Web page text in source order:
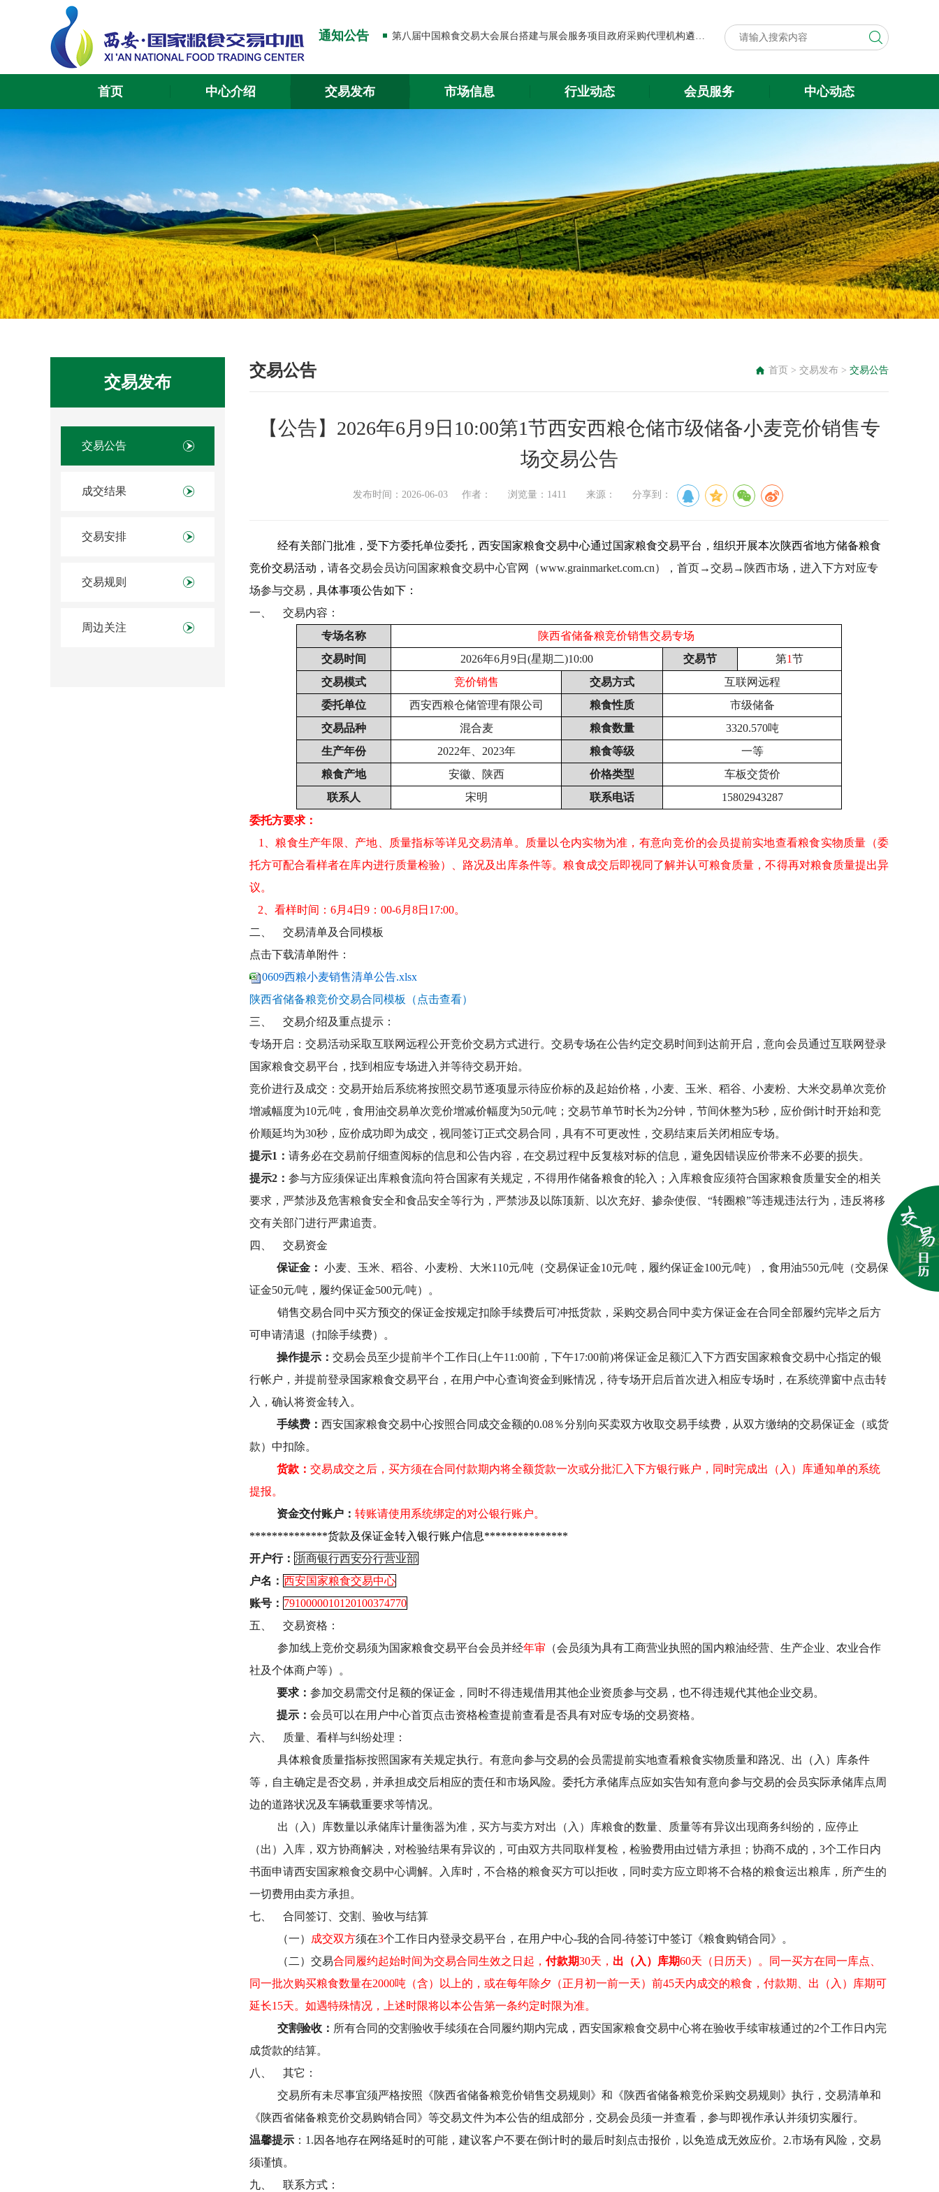
通知公告
关于遴选第八届中国粮食交易大会 展台搭建与展会服务项目政府采购 代理机构的公告
首页 中心介绍 交易发布 市场信息 行业动态 会员服务 中心动态
交易发布
交易公告
成交结果
交易安排
交易规则
周边关注
交易公告 首页 > 交易发布 > 交易公告
【公告】2026年6月9日10:00第1节西安西粮仓储市级储备小麦竞价销售专
场交易公告
发布时间：2026-06-03 作者： 浏览量：1411 来源： 分享到：
经有关部门批准，受下方委托单位委托，西安国家粮食交易中心通过国家粮食交易平台，组织开展本次陕西省地方储备粮食
竞价交易活动， 请各交易会员访问国家粮食交易中心官网（www.grainmarket.com.cn）， 首页→交易 → 陕西市场 ，进入下方对应专
场参与交易， 具体事项公告如下：
一、
交易内容：
专场名称
陕西省储备粮竞价销售交易专场
交易时间
2026年6月9日(星期二)10:00 交易节 第1节
交易模式
竞价销售 交易方式
互联网远程
委托单位
西安西粮仓储管理有限公司 粮食性质
市级储备
交易品种
混合麦 粮食数量
3320.570吨
生产年份
2022年、2023年 粮食等级
一等
粮食产地
安徽、陕西 价格类型
车板交货价
联系人
宋明 联系电话
15802943287
委托方要求：
1、粮食生产年限、产地、质量指标等详见交易清单。质量以仓内实物为准，有意向竞价的会员提前实地查看粮食实物质量（委
托方可配合看样者在库内进行质量检验）、路况及出库条件等。粮食成交后即视同了解并认可粮食质量，不得再对粮食质量提出异
议。
2、看样时间：6月4日9：00-6月8日17:00。
二、
交易清单及合同模板
点击下载清单附件：
0609西粮小麦销售清单公告.xlsx
陕西省储备粮竞价交易合同模板（点击查看）
三、
交易介绍及重点提示：
专场开启：交易活动采取互联网远程公开竞价交易方式进行。交易专场在公告约定交易时间到达前开启，意向会员通过互联网登录
国家粮食交易平台，找到相应专场进入并等待交易开始。
竞价进行及成交：交易开始后系统将按照交易节逐项显示待应价标的及起始价格，小麦、玉米、稻谷、小麦粉、大米交易单次竞价
增减幅度为10元/吨，食用油交易单次竞价增减价幅度为50元/吨；交易节单节时长为2分钟，节间休整为5秒，应价倒计时开始和竞
价顺延均为30秒，应价成功即为成交，视同签订正式交易合同，具有不可更改性，交易结束后关闭相应专场。
提示1： 请务必在交易前仔细查阅标的信息和公告内容，在交易过程中反复核对标的信息，避免因错误应价带来不必要的损失。
提示2： 参与方应须保证出库粮食流向符合国家有关规定，不得用作储备粮食的轮入；入库粮食应须符合国家粮食质量安全的相关
要求，严禁涉及危害粮食安全和食品安全等行为，严禁涉及以陈顶新、以次充好、掺杂使假、“转圈粮”等违规违法行为，违反将移
交有关部门进行严肃追责。
四、
交易资金
保证金： 小麦、玉米、稻谷、小麦粉、大米110元/吨（交易保证金10元/吨，履约保证金100元/吨），食用油550元/吨（交易保
证金50元/吨，履约保证金500元/吨）。
销售交易合同中买方预交的保证金按规定扣除手续费后可冲抵货款，采购交易合同中卖方保证金在合同全部履约完毕之后方
可申请清退（扣除手续费）。
操作提示： 交易会员至少提前半个工作日 (上午11:00前，下午17:00前)将保证金足额汇入下方西安国家粮食交易中心指定的银
行帐户，并提前登录国家粮食交易平台，在用户中心查询资金到账情况， 待专场开启后首次进入相应专场时，在系统弹窗中点击转
入 ，确认将资金转入。
手续费： 西安国家粮食交易中心按照合同成交金额的0.08％分别向买卖双方收取交易手续费，从双方缴纳的交易保证金（或货
款）中扣除。
货款： 交易成交之后，买方须在合同付款期内将全额货款一次或分批汇入下方银行账户，同时完成出（入）库通知单的系统
提报。
资金交付账户： 转账请使用系统绑定的对公银行账户。
**************货款及保证金转入银行账户信息***************
开户行： 浙商银行西安分行营业部
户名： 西安国家粮食交易中心
账号： 7910000010120100374770
五、
交易资格：
参加线上竞价交易须为国家粮食交易平台会员并经年审 （会员须为具有工商营业执照的国内粮油经营、生产企业、农业合作
社及个体商户等）。
要求： 参加交易需交付足额的保证金，同时不得违规借用其他企业资质参与交易，也不得违规代其他企业交易。
提示： 会员可以在用户中心首页点击资格检查提前查看是否具有对应专场的交易资格。
六、
质量、看样与纠纷处理：
具体粮食质量指标按照国家有关规定执行。有意向参与交易的会员需提前实地查看粮食实物质量和路况、出（入）库条件
等，自主确定是否交易，并承担成交后相应的责任和市场风险。委托方承储库点应如实告知有意向参与交易的会员实际承储库点周
边的道路状况及车辆载重要求等情况。
出（入）库数量以承储库计量衡器为准，买方与卖方对出（入）库粮食的数量、质量等有异议出现商务纠纷的，应停止
（出）入库，双方协商解决，对检验结果有异议的，可由双方共同取样复检，检验费用由过错方承担；协商不成的，3个工作日内
书面申请西安国家粮食交易中心调解。入库时，不合格的粮食买方可以拒收，同时卖方应立即将不合格的粮食运出粮库，所产生的
一切费用由卖方承担。
七、
合同签订、交割、验收与结算
（一）
成交双方须在3个工作日内登录交易平台，在用户中心-我的合同-待签订中签订《粮食购销合同》。
（二）交易合同履约起始时间为交易合同生效之日起， 付款期30天， 出（入）库期60天（日历天）。同一买方在同一库点、
同一批次购买粮食数量在2000吨（含）以上的，或在每年除夕（正月初一前一天）前45天内成交的粮食，付款期、出（入）库期可
延长15天。 如遇特殊情况，上述时限将以本公告第一条约定时限为准。
交割验收： 所有合同的交割验收手续须在合同履约期内完成，西安国家粮食交易中心将在验收手续审核通过的2个工作日内完
成货款的结算。
八、
其它：
交易所有未尽事宜须严格按照《陕西省储备粮竞价销售交易规则》和《陕西省储备粮竞价采购交易规则》执行，交易清单和
《陕西省储备粮竞价交易购销合同》等交易文件为本公告的组成部分，交易会员须一并查看，参与即视作承认并须切实履行。
温馨提示 ： 1.因各地存在网络延时的可能，建议客户不要在倒计时的最后时刻点击报价，以免造成无效应价。2.市场有风险，交易
须谨慎。
九、
联系方式：